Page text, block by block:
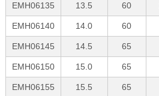
EMH06135 13.5 60
EMH06140 14.0 60
EMH06145 14.5 65
EMH06150 15.0 65
EMH06155 15.5 65